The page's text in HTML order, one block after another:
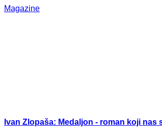
Magazine
Ivan Zlopaša: Medaljon - roman koji